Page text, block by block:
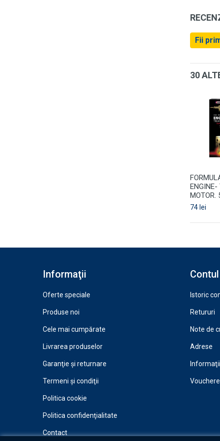
Fii
30
ENGINE-
MOTOR.
74 lei
Informaţii
Oferte speciale
Produse noi
Cele mai cumpărate
Livrarea produselor
Garanţie şi returnare
Termeni şi condiţii
Politica cookie
Politica confidenţialitate
Contact
Istoric
Retururi
Note de
Adrese
Vouchere